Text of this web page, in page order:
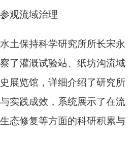
参观流域治理
土保持科学研究所所长宋永
了灌溉试验站、纸坊沟流域
展览馆，详细介绍了研究所
实践成效，系统展示了在流
态修复等方面的科研积累与